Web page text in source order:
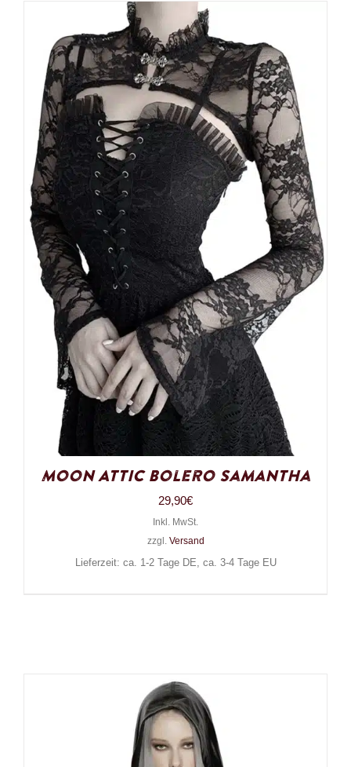
Moon Attic Bolero Samantha
29,90€
Inkl. MwSt.
zzgl. Versand
Lieferzeit: ca. 1-2 Tage DE, ca. 3-4 Tage EU